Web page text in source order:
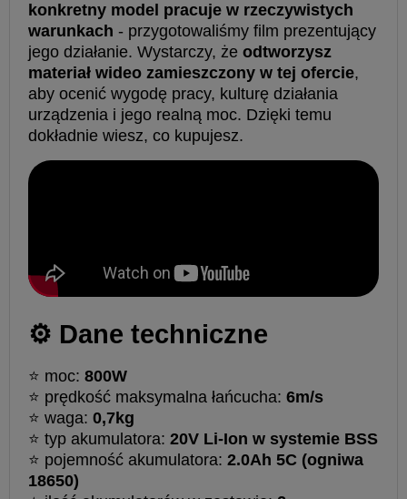
konkretny model pracuje w rzeczywistych
warunkach - przygotowaliśmy film prezentujący
jego działanie. Wystarczy, że odtworzysz
materiał wideo zamieszczony w tej ofercie,
aby ocenić wygodę pracy, kulturę działania
urządzenia i jego realną moc. Dzięki temu
dokładnie wiesz, co kupujesz.
⚙️ Dane techniczne
⭐ moc: 800W
⭐ prędkość maksymalna łańcucha: 6m/s
⭐ waga: 0,7kg
⭐ typ akumulatora: 20V Li-Ion w systemie BSS
⭐ pojemność akumulatora: 2.0Ah 5C (ogniwa
18650)